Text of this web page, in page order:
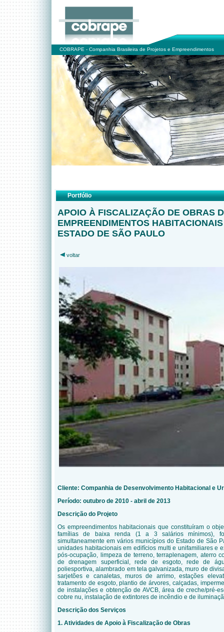
COBRAPE - Companhia Brasileira de Projetos e Empreendimentos
Portfólio
APOIO À FISCALIZAÇÃO DE OBRAS
EMPREENDIMENTOS
ESTADO DE SÃO PAULO
voltar
Cliente: Companhia de Desenvolvimento Habitacional e
Período: outubro de 2010 - abril de 2013
Descrição do Projeto
Os empreendimentos habitacionais que constituíram o
famílias de baixa renda (1 a 3 salários mínimos),
simultaneamente em vários municípios do Estado de São
unidades habitacionais em edifícios multi e unifamiliares e
pós-ocupação, limpeza de terreno, terraplenagem, aterro
de drenagem superficial, rede de esgoto, rede de
poliesportiva, alambrado em tela galvanizada, muro de
sarjetões e canaletas, muros de arrimo, estações
tratamento de esgoto, plantio de árvores, calçadas,
de instalações e obtenção de AVCB, área de creche/pré-
cobre nu, instalação de extintores de incêndio e de
Descrição dos Serviços
1. Atividades de Apoio à Fiscalização de Obras